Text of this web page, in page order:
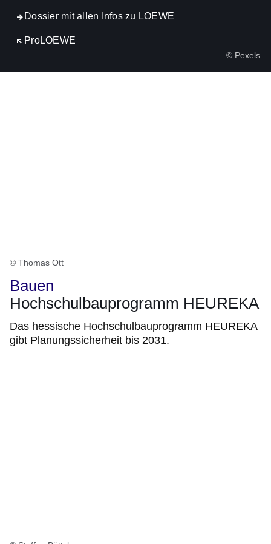
© Pexels
Dossier mit allen Infos zu LOEWE
ProLOEWE
Öffnet sich in einem neuen Fenster
© Thomas Ott
Bauen
Hochschulbauprogramm HEUREKA
Das hessische Hochschulbauprogramm HEUREKA
gibt Planungssicherheit bis 2031.